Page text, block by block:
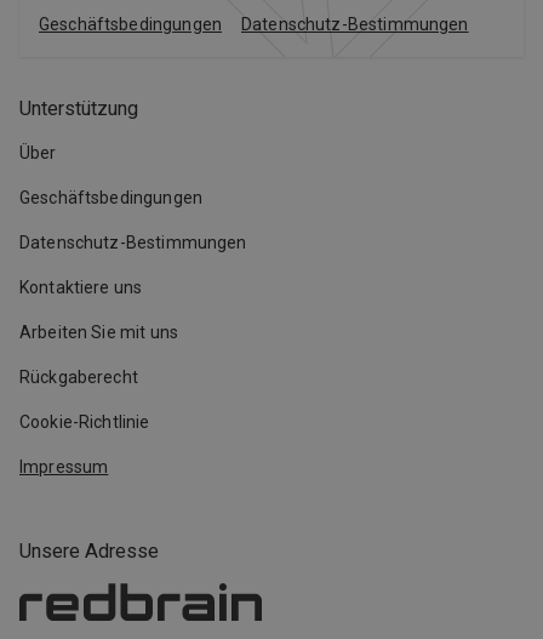
Unsere Adresse
Unterstützung
Über
Geschäftsbedingungen
Datenschutz-Bestimmungen
Kontaktiere uns
Arbeiten Sie mit uns
Rückgaberecht
Cookie-Richtlinie
Impressum
Geschäftsbedingungen Datenschutz-Bestimmungen